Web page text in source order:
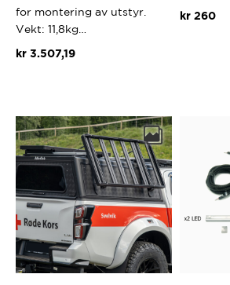
for montering av utstyr.
Vekt: 11,8kg…
kr3.507,19
har
flere
varianter.
Alternativene
kan
velges
på
produktsiden
kr 260